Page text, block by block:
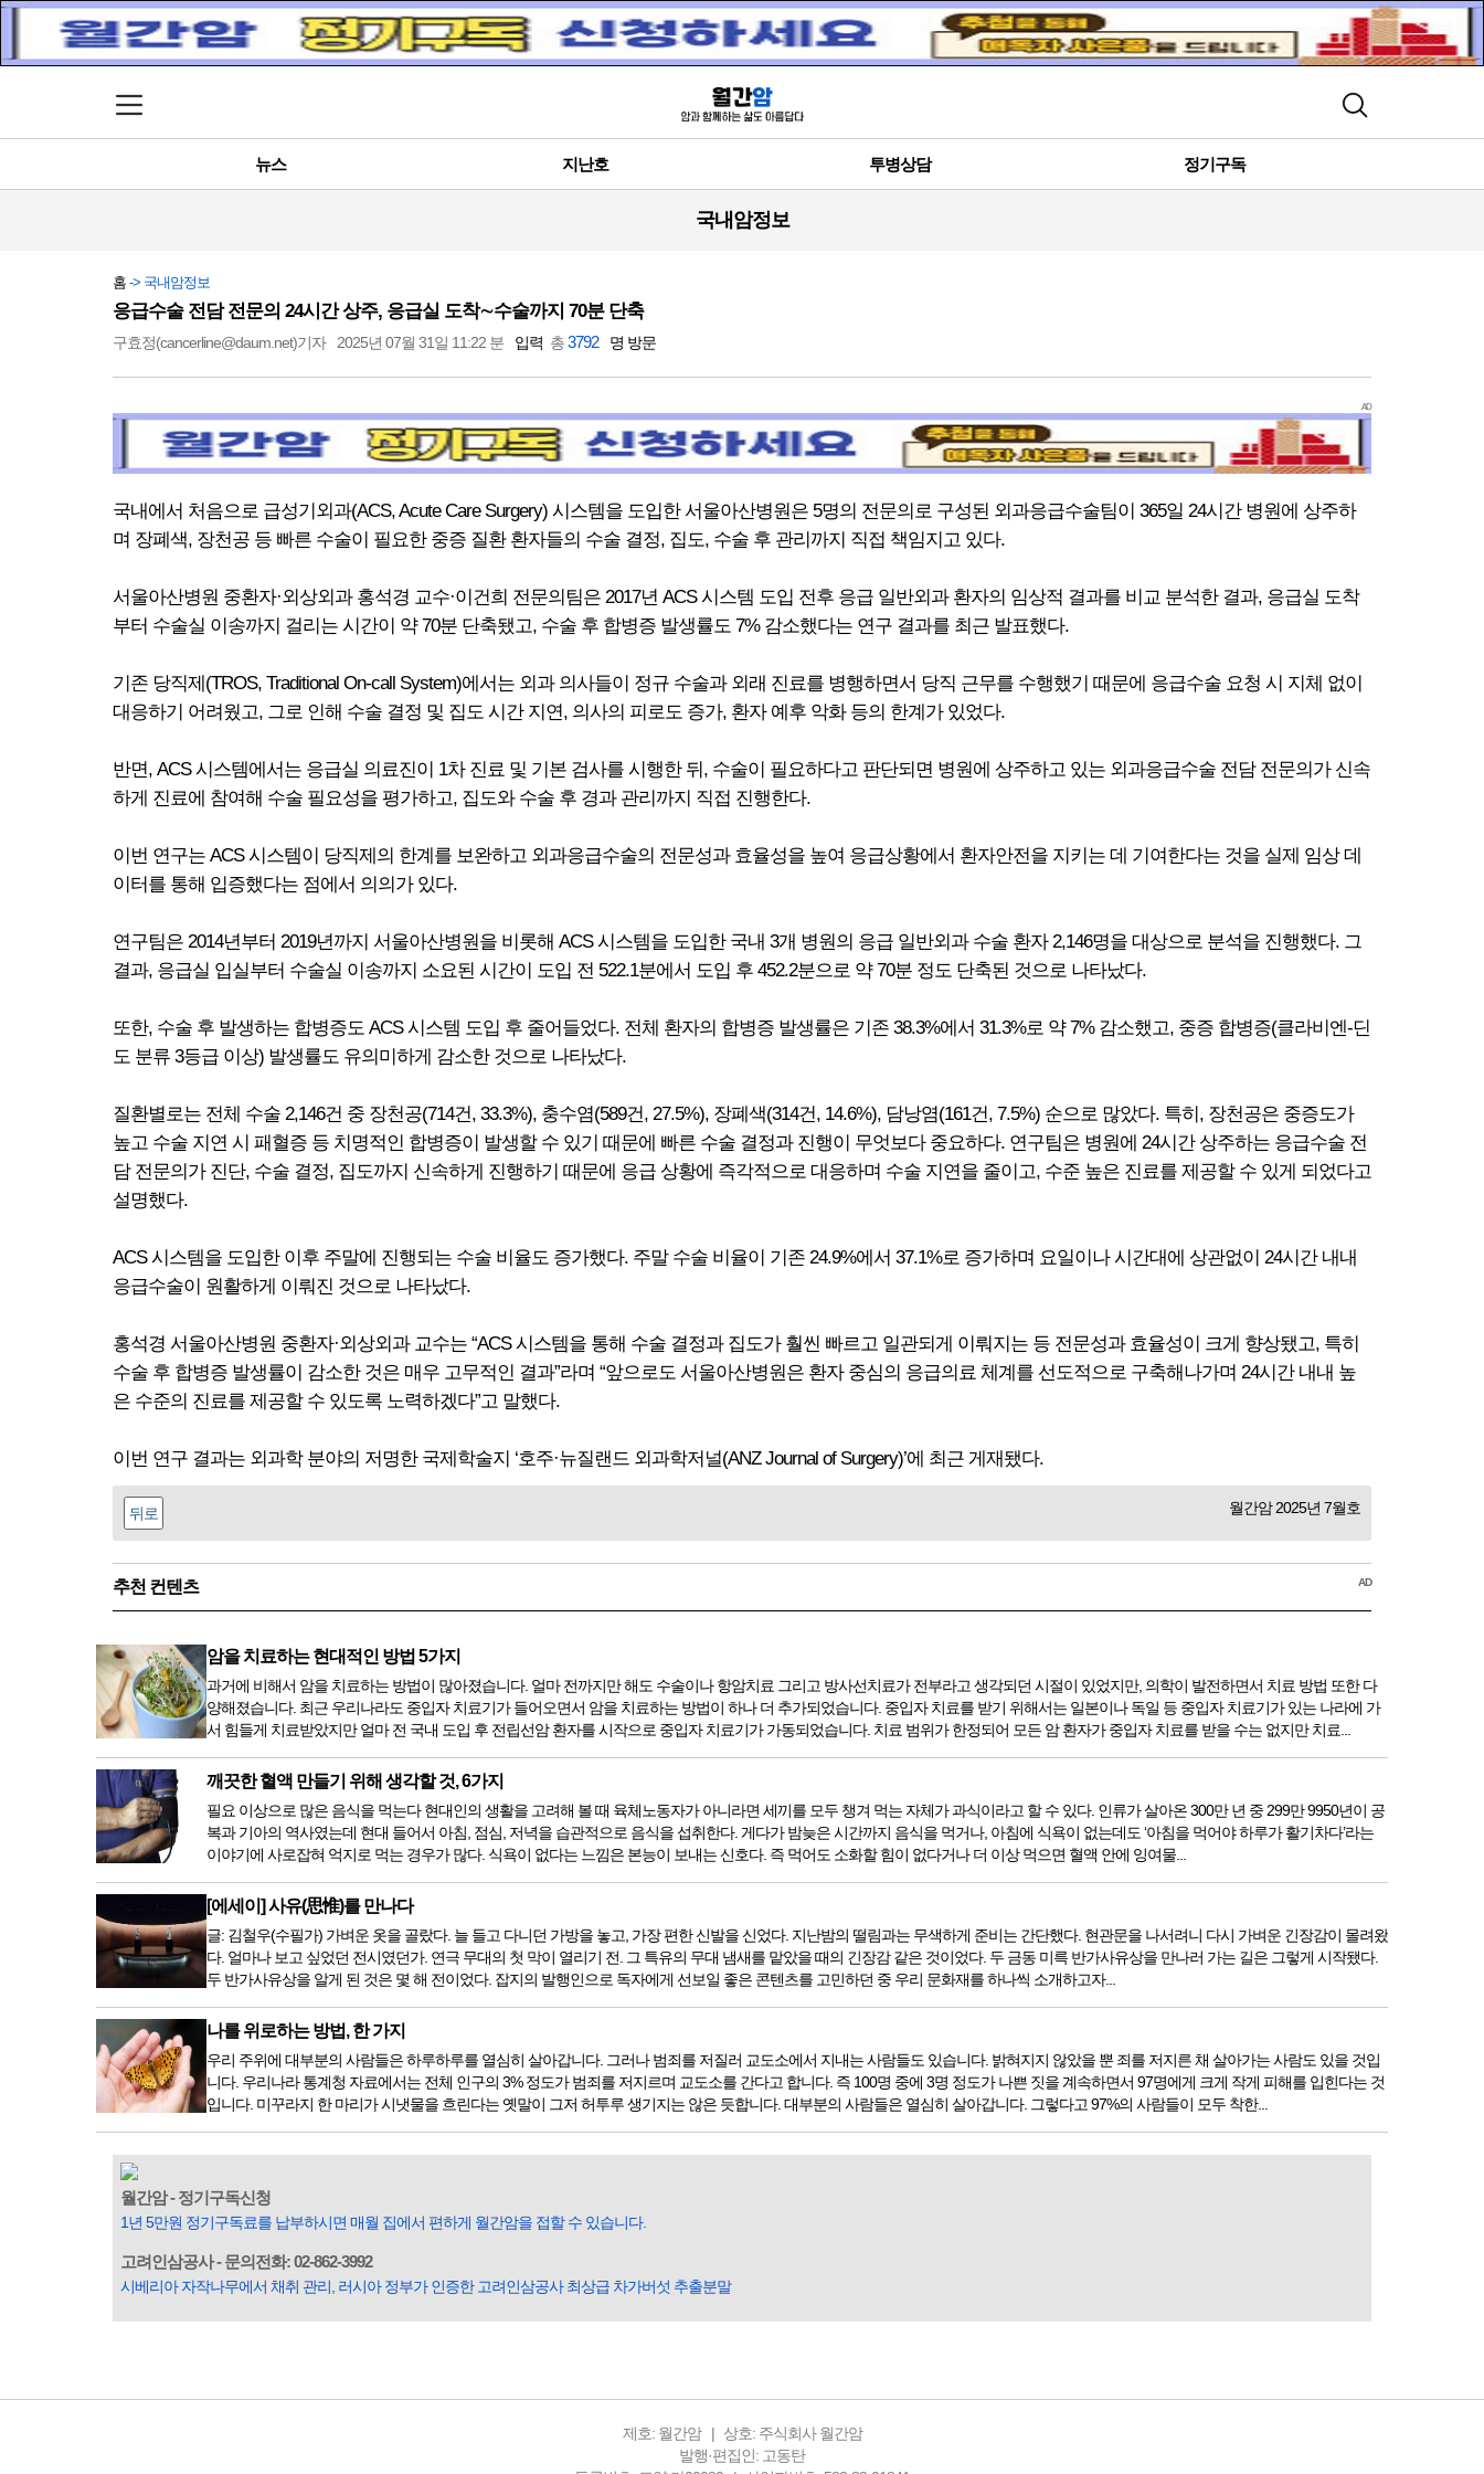
메뉴 열기 검색
뉴스 지난호 투병상담 정기구독
국내암정보
홈 -> 국내암정보
응급수술 전담 전문의 24시간 상주, 응급실 도착∼수술까지 70분 단축
구효정(cancerline@daum.net)기자 2025년 07월 31일 11:22 분 입력 총3792 명 방문
AD
국내에서 처음으로 급성기외과(ACS, Acute Care Surgery) 시스템을 도입한 서울아산병원은 5명의 전문의로 구성된 외과응급수술팀이 365일 24시간 병원에 상주하
며 장폐색, 장천공 등 빠른 수술이 필요한 중증 질환 환자들의 수술 결정, 집도, 수술 후 관리까지 직접 책임지고 있다.
서울아산병원 중환자·외상외과 홍석경 교수·이건희 전문의팀은 2017년 ACS 시스템 도입 전후 응급 일반외과 환자의 임상적 결과를 비교 분석한 결과, 응급실 도착
부터 수술실 이송까지 걸리는 시간이 약 70분 단축됐고, 수술 후 합병증 발생률도 7% 감소했다는 연구 결과를 최근 발표했다.
기존 당직제(TROS, Traditional On-call System)에서는 외과 의사들이 정규 수술과 외래 진료를 병행하면서 당직 근무를 수행했기 때문에 응급수술 요청 시 지체 없이
대응하기 어려웠고, 그로 인해 수술 결정 및 집도 시간 지연, 의사의 피로도 증가, 환자 예후 악화 등의 한계가 있었다.
반면, ACS 시스템에서는 응급실 의료진이 1차 진료 및 기본 검사를 시행한 뒤, 수술이 필요하다고 판단되면 병원에 상주하고 있는 외과응급수술 전담 전문의가 신속
하게 진료에 참여해 수술 필요성을 평가하고, 집도와 수술 후 경과 관리까지 직접 진행한다.
이번 연구는 ACS 시스템이 당직제의 한계를 보완하고 외과응급수술의 전문성과 효율성을 높여 응급상황에서 환자안전을 지키는 데 기여한다는 것을 실제 임상 데
이터를 통해 입증했다는 점에서 의의가 있다.
연구팀은 2014년부터 2019년까지 서울아산병원을 비롯해 ACS 시스템을 도입한 국내 3개 병원의 응급 일반외과 수술 환자 2,146명을 대상으로 분석을 진행했다. 그
결과, 응급실 입실부터 수술실 이송까지 소요된 시간이 도입 전 522.1분에서 도입 후 452.2분으로 약 70분 정도 단축된 것으로 나타났다.
또한, 수술 후 발생하는 합병증도 ACS 시스템 도입 후 줄어들었다. 전체 환자의 합병증 발생률은 기존 38.3%에서 31.3%로 약 7% 감소했고, 중증 합병증(클라비엔-딘
도 분류 3등급 이상) 발생률도 유의미하게 감소한 것으로 나타났다.
질환별로는 전체 수술 2,146건 중 장천공(714건, 33.3%), 충수염(589건, 27.5%), 장폐색(314건, 14.6%), 담낭염(161건, 7.5%) 순으로 많았다. 특히, 장천공은 중증도가
높고 수술 지연 시 패혈증 등 치명적인 합병증이 발생할 수 있기 때문에 빠른 수술 결정과 진행이 무엇보다 중요하다. 연구팀은 병원에 24시간 상주하는 응급수술 전
담 전문의가 진단, 수술 결정, 집도까지 신속하게 진행하기 때문에 응급 상황에 즉각적으로 대응하며 수술 지연을 줄이고, 수준 높은 진료를 제공할 수 있게 되었다고
설명했다.
ACS 시스템을 도입한 이후 주말에 진행되는 수술 비율도 증가했다. 주말 수술 비율이 기존 24.9%에서 37.1%로 증가하며 요일이나 시간대에 상관없이 24시간 내내
응급수술이 원활하게 이뤄진 것으로 나타났다.
홍석경 서울아산병원 중환자·외상외과 교수는 “ACS 시스템을 통해 수술 결정과 집도가 훨씬 빠르고 일관되게 이뤄지는 등 전문성과 효율성이 크게 향상됐고, 특히
수술 후 합병증 발생률이 감소한 것은 매우 고무적인 결과”라며 “앞으로도 서울아산병원은 환자 중심의 응급의료 체계를 선도적으로 구축해나가며 24시간 내내 높
은 수준의 진료를 제공할 수 있도록 노력하겠다”고 말했다.
이번 연구 결과는 외과학 분야의 저명한 국제학술지 ‘호주·뉴질랜드 외과학저널(ANZ Journal of Surgery)’에 최근 게재됐다.
뒤로 월간암 2025년 7월호
추천 컨텐츠 AD
암을 치료하는 현대적인 방법 5가지
과거에 비해서 암을 치료하는 방법이 많아졌습니다. 얼마 전까지만 해도 수술이나 항암치료 그리고 방사선치료가 전부라고 생각되던 시절이 있었지만, 의학이 발전하면서 치료 방법 또한 다
양해졌습니다. 최근 우리나라도 중입자 치료기가 들어오면서 암을 치료하는 방법이 하나 더 추가되었습니다. 중입자 치료를 받기 위해서는 일본이나 독일 등 중입자 치료기가 있는 나라에 가
서 힘들게 치료받았지만 얼마 전 국내 도입 후 전립선암 환자를 시작으로 중입자 치료기가 가동되었습니다. 치료 범위가 한정되어 모든 암 환자가 중입자 치료를 받을 수는 없지만 치료...
깨끗한 혈액 만들기 위해 생각할 것, 6가지
필요 이상으로 많은 음식을 먹는다 현대인의 생활을 고려해 볼 때 육체노동자가 아니라면 세끼를 모두 챙겨 먹는 자체가 과식이라고 할 수 있다. 인류가 살아온 300만 년 중 299만 9950년이 공
복과 기아의 역사였는데 현대 들어서 아침, 점심, 저녁을 습관적으로 음식을 섭취한다. 게다가 밤늦은 시간까지 음식을 먹거나, 아침에 식욕이 없는데도 ‘아침을 먹어야 하루가 활기차다’라는
이야기에 사로잡혀 억지로 먹는 경우가 많다. 식욕이 없다는 느낌은 본능이 보내는 신호다. 즉 먹어도 소화할 힘이 없다거나 더 이상 먹으면 혈액 안에 잉여물...
[에세이] 사유(思惟)를 만나다
글: 김철우(수필가) 가벼운 옷을 골랐다. 늘 들고 다니던 가방을 놓고, 가장 편한 신발을 신었다. 지난밤의 떨림과는 무색하게 준비는 간단했다. 현관문을 나서려니 다시 가벼운 긴장감이 몰려왔
다. 얼마나 보고 싶었던 전시였던가. 연극 무대의 첫 막이 열리기 전. 그 특유의 무대 냄새를 맡았을 때의 긴장감 같은 것이었다. 두 금동 미륵 반가사유상을 만나러 가는 길은 그렇게 시작됐다.
두 반가사유상을 알게 된 것은 몇 해 전이었다. 잡지의 발행인으로 독자에게 선보일 좋은 콘텐츠를 고민하던 중 우리 문화재를 하나씩 소개하고자...
나를 위로하는 방법, 한 가지
우리 주위에 대부분의 사람들은 하루하루를 열심히 살아갑니다. 그러나 범죄를 저질러 교도소에서 지내는 사람들도 있습니다. 밝혀지지 않았을 뿐 죄를 저지른 채 살아가는 사람도 있을 것입
니다. 우리나라 통계청 자료에서는 전체 인구의 3% 정도가 범죄를 저지르며 교도소를 간다고 합니다. 즉 100명 중에 3명 정도가 나쁜 짓을 계속하면서 97명에게 크게 작게 피해를 입힌다는 것
입니다. 미꾸라지 한 마리가 시냇물을 흐린다는 옛말이 그저 허투루 생기지는 않은 듯합니다. 대부분의 사람들은 열심히 살아갑니다. 그렇다고 97%의 사람들이 모두 착한...
월간암 - 정기구독신청
1년 5만원 정기구독료를 납부하시면 매월 집에서 편하게 월간암을 접할 수 있습니다.
고려인삼공사 - 문의전화: 02-862-3992
시베리아 자작나무에서 채취 관리, 러시아 정부가 인증한 고려인삼공사 최상급 차가버섯 추출분말
제호: 월간암
상호: 주식회사 월간암
발행·편집인: 고동탄